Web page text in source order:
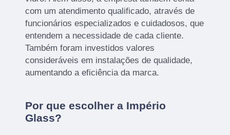
com um atendimento qualificado, através de
funcionários especializados e cuidadosos, que
entendem a necessidade de cada cliente.
Também foram investidos valores
consideráveis em instalações de qualidade,
aumentando a eficiência da marca.
Por que escolher a Império
Glass?